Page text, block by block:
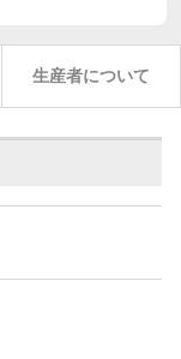
生産者について